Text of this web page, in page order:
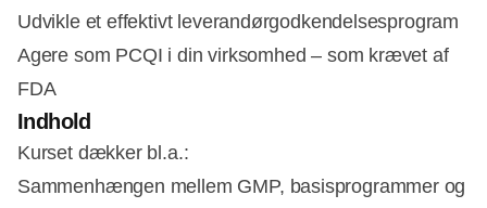
Udvikle et effektivt leverandørgodkendelsesprogram
Agere som PCQI i din virksomhed – som krævet af
FDA
Indhold
Kurset dækker bl.a.:
Sammenhængen mellem GMP, basisprogrammer og